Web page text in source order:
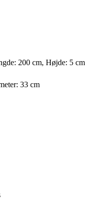
200 cm, Højde: 5 cm
33 cm